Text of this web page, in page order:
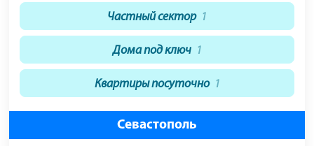
Частный сектор 1
Дома под ключ 1
Квартиры посуточно 1
Севастополь